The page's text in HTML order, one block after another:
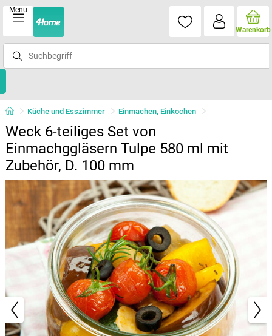
Menu
Warenkorb
Küche und Esszimmer Einmachen, Einkochen
Weck 6-teiliges Set von
Einmachggläsern Tulpe 580 ml mit
Zubehör, D. 100 mm